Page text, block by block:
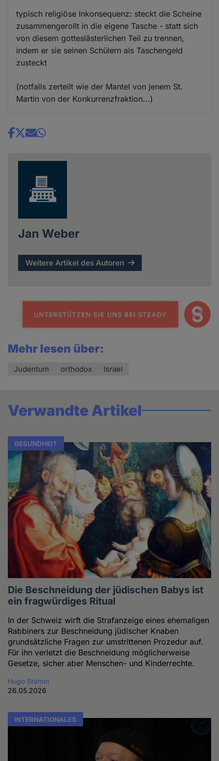
typisch religiöse Inkonsequenz: steckt die Scheine
zusammengerollt in die eigene Tasche - statt sich
von diesem gotteslästerlichen Teil zu trennen,
indem er sie seinen Schülern als Taschengeld
zusteckt
(notfalls zerteilt wie der Mantel von jenem St.
Martin von der Konkurrenzfraktion...)
Share
Jan Weber
Weitere Artikel des Autoren
Mehr lesen über:
Judentum orthodox Israel
Verwandte Artikel
GESUNDHEIT
Die Beschneidung der jüdischen Babys ist
ein fragwürdiges Ritual
In der Schweiz wirft die Strafanzeige eines ehemaligen
Rabbiners zur Beschneidung jüdischer Knaben
grundsätzliche Fragen zur umstrittenen Prozedur auf.
Für ihn verletzt die Beschneidung möglicherweise
Gesetze, sicher aber Menschen- und Kinderrechte.
Hugo Stamm
26.05.2026
INTERNATIONALES